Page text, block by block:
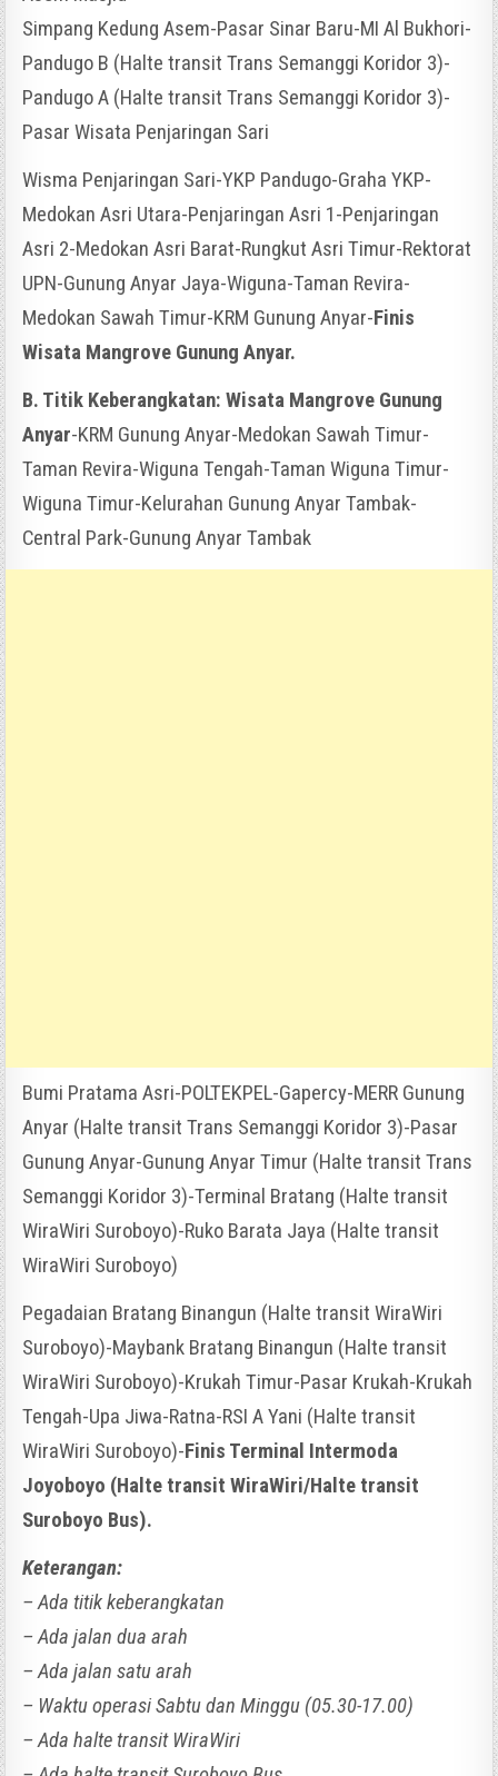
Simpang Kedung Asem-Pasar Sinar Baru-MI Al Bukhori-
Pandugo B (Halte transit Trans Semanggi Koridor 3)-
Pandugo A (Halte transit Trans Semanggi Koridor 3)-
Pasar Wisata Penjaringan Sari
Wisma Penjaringan Sari-YKP Pandugo-Graha YKP-
Medokan Asri Utara-Penjaringan Asri 1-Penjaringan
Asri 2-Medokan Asri Barat-Rungkut Asri Timur-Rektorat
UPN-Gunung Anyar Jaya-Wiguna-Taman Revira-
Medokan Sawah Timur-KRM Gunung Anyar-Finis
Wisata Mangrove Gunung Anyar.
B. Titik Keberangkatan: Wisata Mangrove Gunung
Anyar-KRM Gunung Anyar-Medokan Sawah Timur-
Taman Revira-Wiguna Tengah-Taman Wiguna Timur-
Wiguna Timur-Kelurahan Gunung Anyar Tambak-
Central Park-Gunung Anyar Tambak
Bumi Pratama Asri-POLTEKPEL-Gapercy-MERR Gunung
Anyar (Halte transit Trans Semanggi Koridor 3)-Pasar
Gunung Anyar-Gunung Anyar Timur (Halte transit Trans
Semanggi Koridor 3)-Terminal Bratang (Halte transit
WiraWiri Suroboyo)-Ruko Barata Jaya (Halte transit
WiraWiri Suroboyo)
Pegadaian Bratang Binangun (Halte transit WiraWiri
Suroboyo)-Maybank Bratang Binangun (Halte transit
WiraWiri Suroboyo)-Krukah Timur-Pasar Krukah-Krukah
Tengah-Upa Jiwa-Ratna-RSI A Yani (Halte transit
WiraWiri Suroboyo)-Finis Terminal Intermoda
Joyoboyo (Halte transit WiraWiri/Halte transit
Suroboyo Bus).
Keterangan:
– Ada titik keberangkatan
– Ada jalan dua arah
– Ada jalan satu arah
– Waktu operasi Sabtu dan Minggu (05.30-17.00)
– Ada halte transit WiraWiri